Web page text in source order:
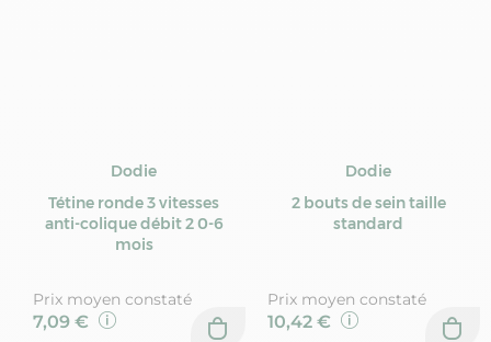
Dodie
Tétine ronde 3 vitesses
anti-colique débit 2 0-6
mois
Prix moyen constaté
7,09 €
Dodie
2 bouts de sein taille
standard
Prix moyen constaté
10,42 €